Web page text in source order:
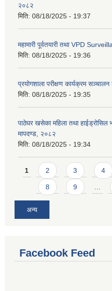
२०८२
मिति: 08/18/2025 - 19:37
महामारी पूर्वतयारी तथा VPD
मिति: 08/18/2025 - 19:36
प्रयोगशाला परीक्षण कार्यक्रम सञ्चालन
मिति: 08/18/2025 - 19:35
पाठेघर खसेका महिला तथा
मापदण्ड, २०८२
मिति: 08/18/2025 - 19:34
Pages
1 2 3 4
8 9 …
अन्य
Facebook Feed